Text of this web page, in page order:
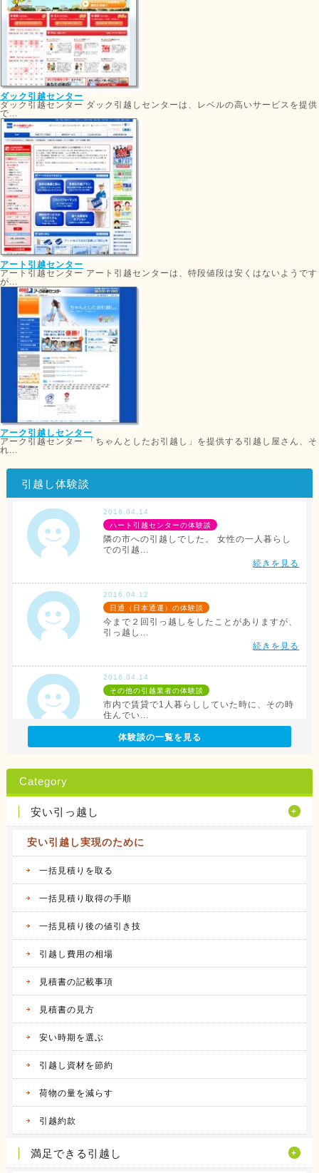
ダック引越センター
ダック引越センター ダック引越しセンターは、レベルの高いサービスを提供
で...
アート引越センター
アート引越センター アート引越センターは、特段値段は安くはないようです
が...
アーク引越しセンター
アーク引越センター 「ちゃんとしたお引越し」を提供する引越し屋さん、そ
れ...
引越し体験談
2016.04.14
ハート引越センターの体験談
隣の市への引越しでした。 女性の一人暮らし
での引越...
続きを見る
2016.04.12
日通（日本通運）の体験談
今まで２回引っ越しをしたことがありますが、
引っ越し...
続きを見る
2016.04.14
その他の引越業者の体験談
市内で賃貸で1人暮らししていた時に、その時
住んでい...
続きを見る
出る訳で...
続きを見る
2016.04.14
サカイ引越センターの体験談
会社都合での引越しだったこともあり、費用は
2016.04.14
アート引越センターの体験談
私は、仕事の関係で人事異動があり、同じ県内
アーク引越しセンターの体験談
2016.04.14
体験談の一覧を見る
Category
安い引っ越し
安い引越し実現のために
一括見積りを取る
一括見積り取得の手順
一括見積り後の値引き技
引越し費用の相場
見積書の記載事項
見積書の見方
安い時期を選ぶ
引越し資材を節約
荷物の量を減らす
引越約款
満足できる引越し